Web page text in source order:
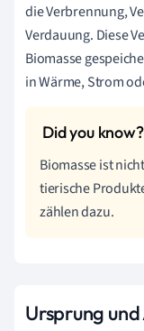
die Verbrennung,
Verdauung. Diese
Biomasse
in Wärme, Strom
Biomasse ist
tierische
zählen dazu.
Ursprung